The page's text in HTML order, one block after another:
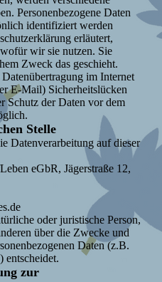
Personenbezogene Daten
identifiziert werden
erläutert,
wir sie nutzen. Sie
Zweck das geschieht.
im Internet
E-Mail) Sicherheitslücken
Schutz der Daten vor dem
Stelle
Datenverarbeitung auf dieser
eGbR, Jägerstraße 12,
oder juristische Person,
über die Zwecke und
Daten (z.B.
entscheidet.
zur